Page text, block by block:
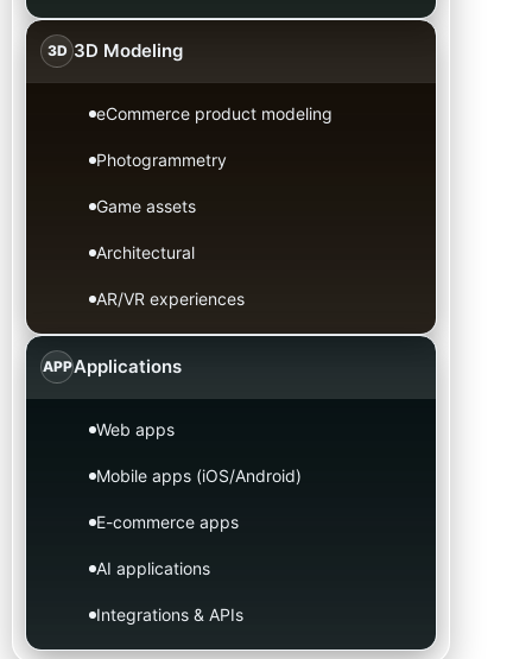
3D 3D Modeling
eCommerce product modeling
Photogrammetry
Game assets
Architectural
AR/VR experiences
APPApplications
Web apps
Mobile apps (iOS/Android)
E-commerce apps
AI applications
Integrations & APIs